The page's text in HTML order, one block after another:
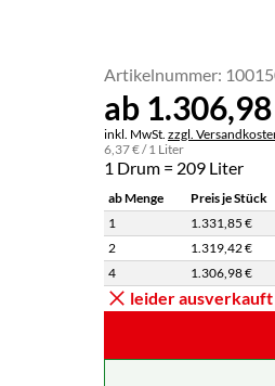
Artikelnummer:
ab:
ab 1.306,98
Steuerhinweis:
inkl. MwSt. zzgl.
6,37€/ 1 Liter
1 Drum = 209 Liter
Staffelpreisliste: Preise pro
ab Menge
Preis je Stück
1
1.331,85 €
2
1.319,42€
4
1.306,98€
leider ausverkauft